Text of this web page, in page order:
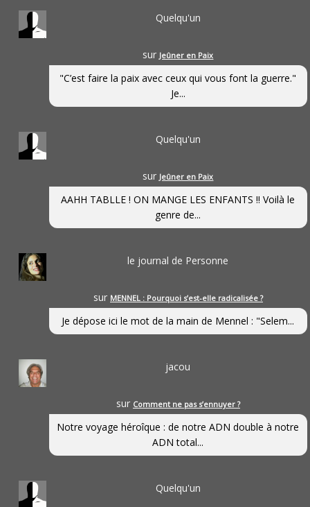
Quelqu'un
sur Jeûner en Paix
"C’est faire la paix avec ceux qui vous font la guerre."
Je...
Quelqu'un
sur Jeûner en Paix
AAHH TABLLE ! ON MANGE LES ENFANTS !! Voilà le
genre de...
le journal de Personne
sur MENNEL : Pourquoi s’est-elle radicalisée ?
Je dépose ici le mot de la main de Mennel : "Selem...
jacou
sur Comment ne pas s’ennuyer ?
Notre voyage héroîque : de notre ADN double à notre
ADN total...
Quelqu'un